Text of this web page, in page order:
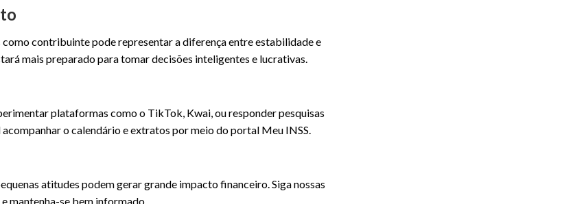
contribuinte pode representar a diferença entre estabilidade e
mais preparado para tomar decisões inteligentes e lucrativas.
plataformas como o TikTok, Kwai, ou responder pesquisas
o calendário e extratos por meio do portal Meu INSS.
atitudes podem gerar grande impacto financeiro. Siga nossas
e mantenha-se bem informado.